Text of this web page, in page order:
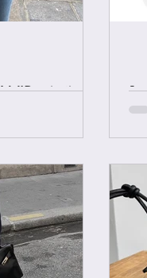
샤넬 +
[
간